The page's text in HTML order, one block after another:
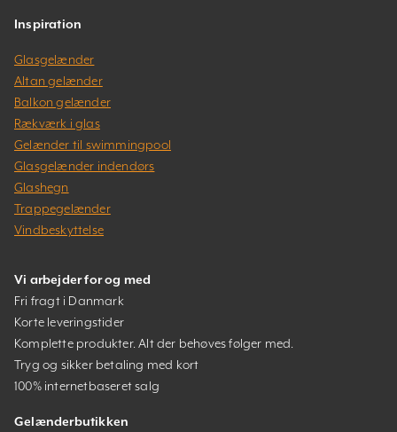
Inspiration
Glasgelænder
Altan gelænder
Balkon gelænder
Rækværk i glas
Gelænder til swimmingpool
Glasgelænder indendørs
Glashegn
Trappegelænder
Vindbeskyttelse
Vi arbejder for og med
Fri fragt i Danmark
Korte leveringstider
Komplette produkter. Alt der behøves følger med.
Tryg og sikker betaling med kort
100% internetbaseret salg
Gelænderbutikken